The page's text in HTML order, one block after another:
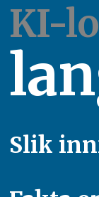
KI-
Slik